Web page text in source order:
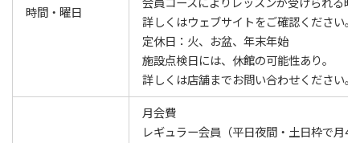
時間・曜日
会員コースによりレッスンが受けられる
詳しくはウェブサイトをご確認ください。
定休日：火、お盆、年末年始
施設点検日には、休館の可能性あり。
詳しくは店舗までお問い合わせください。
月会費
レギュラー会員（平日夜間・土日枠で月4